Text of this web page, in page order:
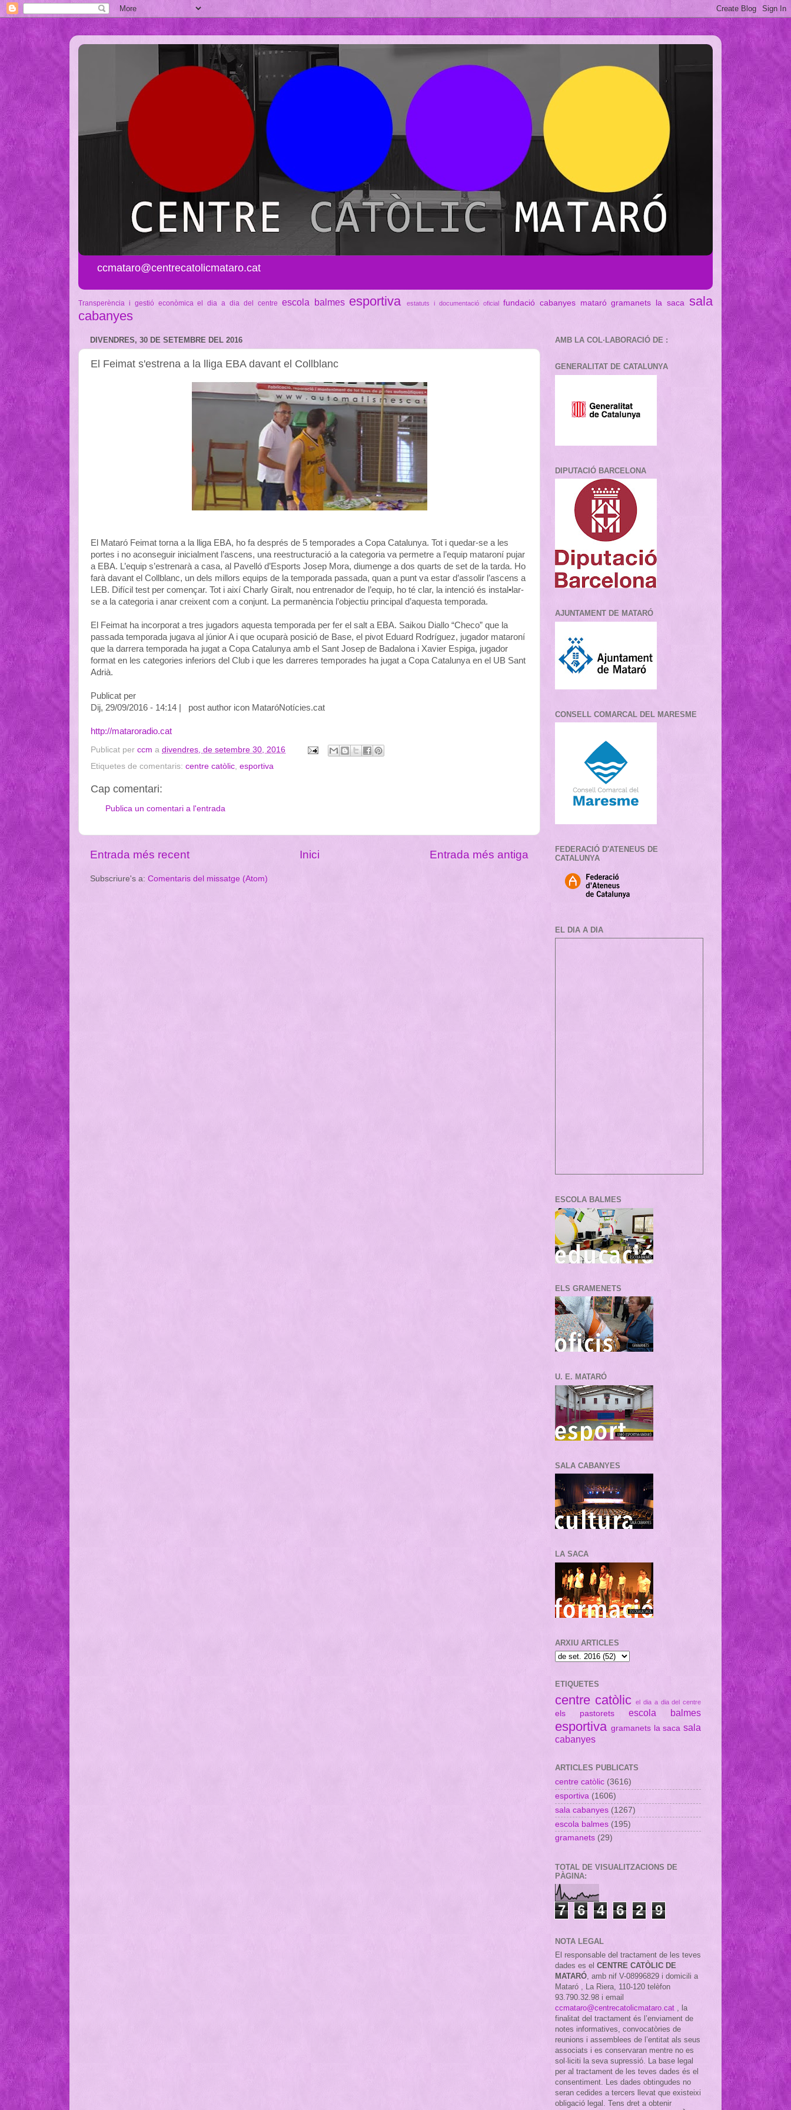
ccmataro@centrecatolicmataro.cat
Transperència i gestió econòmica el dia a dia del centre escola balmes esportiva estatuts i documentació oficial fundació cabanyes mataró gramanets la saca
sala
cabanyes
DIVENDRES, 30 DE SETEMBRE DEL 2016
El Feimat s'estrena a la lliga EBA davant el Collblanc
El Mataró Feimat torna a la lliga EBA, ho fa després de 5 temporades a Copa Catalunya. Tot i quedar-se a les
portes i no aconseguir inicialment l’ascens, una reestructuració a la categoria va permetre a l’equip mataroní pujar
a EBA. L’equip s’estrenarà a casa, al Pavelló d’Esports Josep Mora, diumenge a dos quarts de set de la tarda. Ho
farà davant el Collblanc, un dels millors equips de la temporada passada, quan a punt va estar d’assolir l’ascens a
LEB. Difícil test per començar. Tot i així Charly Giralt, nou entrenador de l’equip, ho té clar, la intenció és instal•lar-
se a la categoria i anar creixent com a conjunt. La permanència l’objectiu principal d’aquesta temporada.
El Feimat ha incorporat a tres jugadors aquesta temporada per fer el salt a EBA. Saikou Diallo “Checo” que la
passada temporada jugava al júnior A i que ocuparà posició de Base, el pivot Eduard Rodríguez, jugador mataroní
que la darrera temporada ha jugat a Copa Catalunya amb el Sant Josep de Badalona i Xavier Espiga, jugador
format en les categories inferiors del Club i que les darreres temporades ha jugat a Copa Catalunya en el UB Sant
Adrià.
Publicat per
Dij, 29/09/2016 - 14:14 | post author icon MataróNotícies.cat
http://mataroradio.cat
Publicat per ccm a divendres, de setembre 30, 2016
Etiquetes de comentaris: centre catòlic, esportiva
Cap comentari:
Publica un comentari a l'entrada
Entrada més recent Entrada més antiga
Inici
Subscriure's a: Comentaris del missatge (Atom)
AMB LA COL·LABORACIÓ DE :
GENERALITAT DE CATALUNYA
DIPUTACIÓ BARCELONA
AJUNTAMENT DE MATARÓ
CONSELL COMARCAL DEL MARESME
FEDERACIÓ D'ATENEUS DE
CATALUNYA
EL DIA A DIA
ESCOLA BALMES
ELS GRAMENETS
U. E. MATARÓ
SALA CABANYES
LA SACA
ARXIU ARTICLES
ETIQUETES
centre catòlic el dia a dia del centre
els pastorets escola balmes
esportiva gramanets la saca sala
cabanyes
ARTICLES PUBLICATS
centre catòlic (3616)
esportiva (1606)
sala cabanyes (1267)
escola balmes (195)
gramanets (29)
TOTAL DE VISUALITZACIONS DE
PÀGINA:
7 6 4 6 2 9
NOTA LEGAL
El responsable del tractament de les teves
dades es el CENTRE CATÒLIC DE
MATARÓ , amb nif V-08996829 i domicili a
Mataró , La Riera, 110-120 telèfon
93.790.32.98 i email
ccmataro@centrecatolicmataro.cat
la
finalitat del tractament és l’enviament de
notes informatives, convocatòries de
reunions i assemblees de l’entitat als seus
associats i es conservaran mentre no es
sol·liciti la seva supressió. La base legal
per al tractament de les teves dades és el
consentiment. Les dades obtingudes no
seran cedides a tercers llevat que existeixi
obligació legal. Tens dret a obtenir